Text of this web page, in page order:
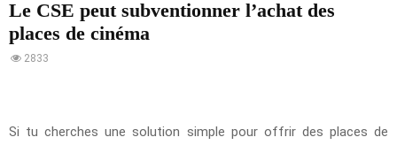
Le CSE peut subventionner l’achat des
places de cinéma
2833
Si tu cherches une solution simple pour offrir des places de